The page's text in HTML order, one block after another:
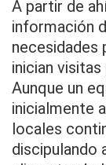
A partir de
información
necesidades
inician
Aunque un
inicialmente
locales
discipulando